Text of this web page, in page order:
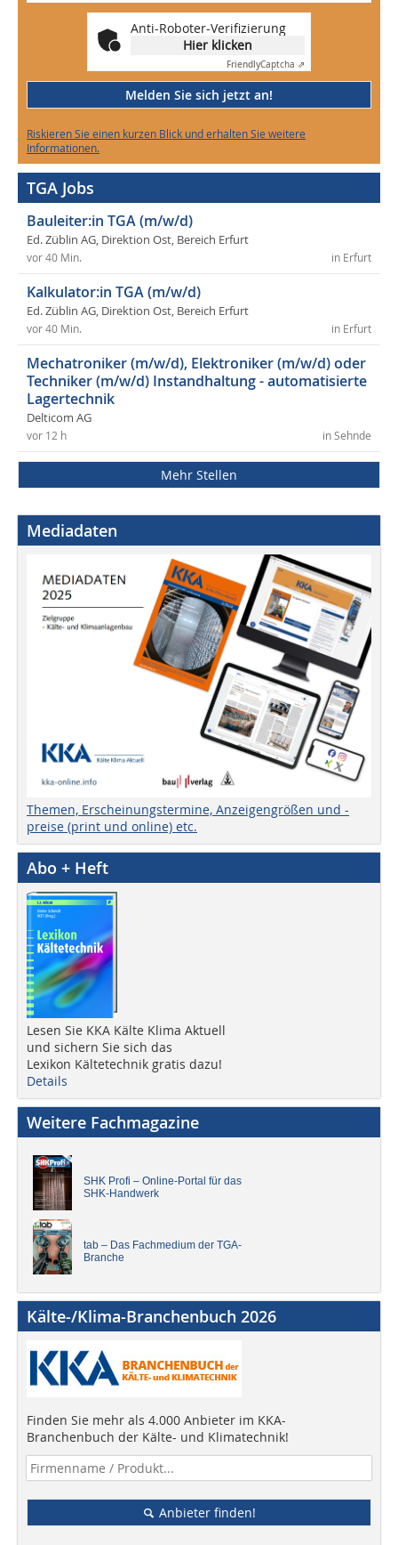
Anti-Roboter-Verifizierung
Hier klicken
FriendlyCaptcha ⇗
Melden Sie sich jetzt an!
Riskieren Sie einen kurzen Blick und erhalten Sie weitere
Informationen.
TGA Jobs
Bauleiter:in TGA (m/w/d)
Ed. Züblin AG, Direktion Ost, Bereich Erfurt
in Erfurt
vor 40 Min.
Kalkulator:in TGA (m/w/d)
Ed. Züblin AG, Direktion Ost, Bereich Erfurt
in Erfurt
vor 40 Min.
Mechatroniker (m/w/d), Elektroniker (m/w/d) oder
Techniker (m/w/d) Instandhaltung - automatisierte
Lagertechnik
Delticom AG
in Sehnde
vor 12 h
Mehr Stellen
Mediadaten
Themen, Erscheinungstermine, Anzeigengrößen und -
preise (print und online) etc.
Abo + Heft
Lesen Sie KKA Kälte Klima Aktuell
und sichern Sie sich das
Lexikon Kältetechnik gratis dazu!
Details
Weitere Fachmagazine
SHK Profi – Online-Portal für das
SHK-Handwerk
tab – Das Fachmedium der TGA-
Branche
Kälte-/Klima-Branchenbuch 2026
Finden Sie mehr als 4.000 Anbieter im KKA-
Branchenbuch der Kälte- und Klimatechnik!
Anbieter finden!